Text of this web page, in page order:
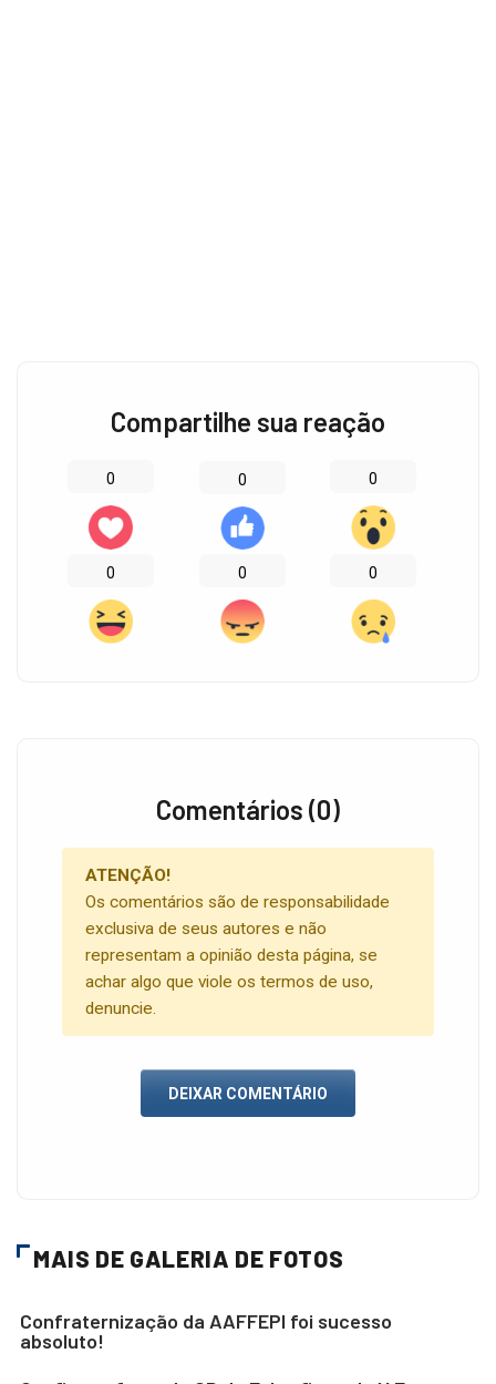
Compartilhe sua reação
0 0 0
0 0 0
Comentários (0)
ATENÇÃO!
Os comentários são de responsabilidade
exclusiva de seus autores e não
representam a opinião desta página, se
achar algo que viole os termos de uso,
denuncie.
DEIXAR COMENTÁRIO
MAIS DE GALERIA DE FOTOS
Confraternização da AAFFEPI foi sucesso
absoluto!